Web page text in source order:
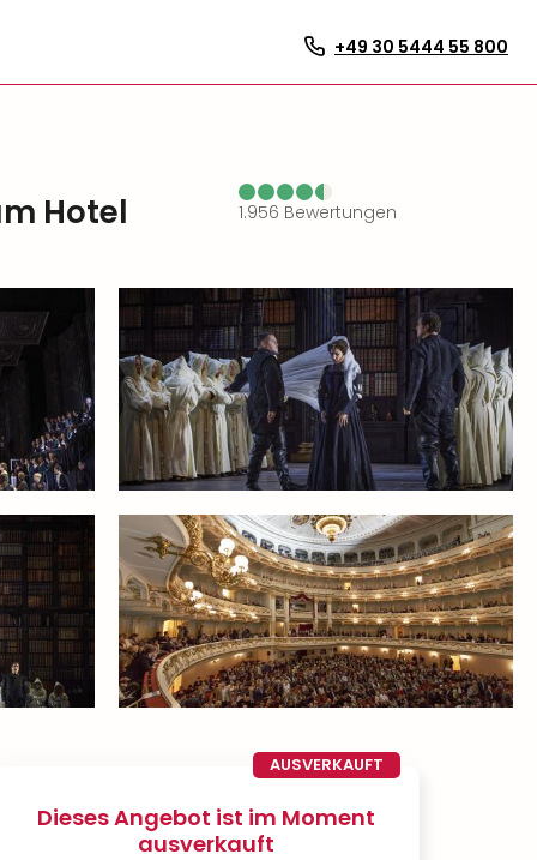
+49 30 5444 55 800
Hotel 1.956 Bewertungen
AUSVERKAUFT
Dieses Angebot ist im Moment
ausverkauft